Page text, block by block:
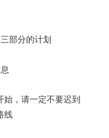
部分的计划
始，请一定不要迟到
线